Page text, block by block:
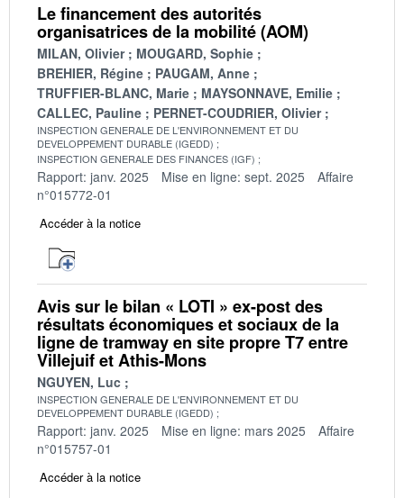
Le financement des autorités
organisatrices de la mobilité (AOM)
MILAN, Olivier
MOUGARD, Sophie
BREHIER, Régine
PAUGAM, Anne
TRUFFIER-BLANC, Marie
MAYSONNAVE, Emilie
CALLEC, Pauline
PERNET-COUDRIER, Olivier
INSPECTION GENERALE DE L'ENVIRONNEMENT ET DU
DEVELOPPEMENT DURABLE (IGEDD)
INSPECTION GENERALE DES FINANCES (IGF)
Rapport: janv. 2025 Mise en ligne: sept. 2025
Affaire
n°015772-01
Accéder à la notice
Avis sur le bilan « LOTI » ex-post des
résultats économiques et sociaux de la
ligne de tramway en site propre T7 entre
Villejuif et Athis-Mons
NGUYEN, Luc
INSPECTION GENERALE DE L'ENVIRONNEMENT ET DU
DEVELOPPEMENT DURABLE (IGEDD)
Rapport: janv. 2025 Mise en ligne: mars 2025
Affaire
n°015757-01
Accéder à la notice